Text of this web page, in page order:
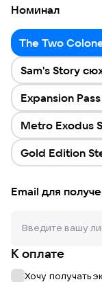
Номинал
The Two
Sam's Story
Expansion
Metro Exodus
Gold Edition
Email для
К оплате
Хочу получать